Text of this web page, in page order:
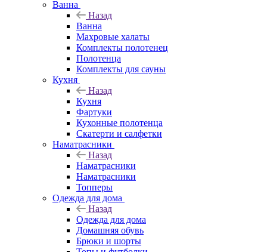
Ванна
Назад
Ванна
Махровые халаты
Комплекты полотенец
Полотенца
Комплекты для сауны
Кухня
Назад
Кухня
Фартуки
Кухонные полотенца
Скатерти и салфетки
Наматрасники
Назад
Наматрасники
Наматрасники
Топперы
Одежда для дома
Назад
Одежда для дома
Домашняя обувь
Брюки и шорты